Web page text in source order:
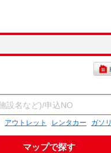
アウトレット レンタカー ガソ
マップで探す